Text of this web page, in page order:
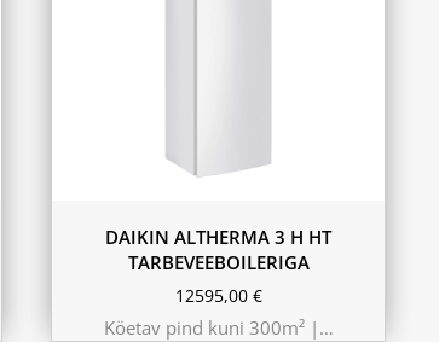
DAIKIN ALTHERMA 3 H HT
TARBEVEEBOILERIGA
12595,00 €
Köetav pind kuni 300m² |…